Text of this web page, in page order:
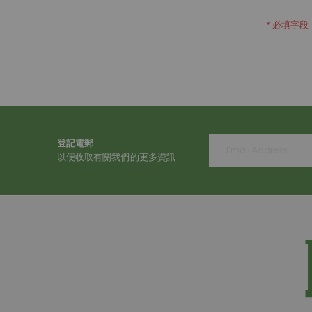
登記電郵
以便收取有關我們的更多資訊